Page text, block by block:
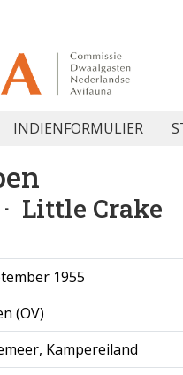
INDIENFORMULIER
· Little Crake
1955
(OV)
Kampereiland